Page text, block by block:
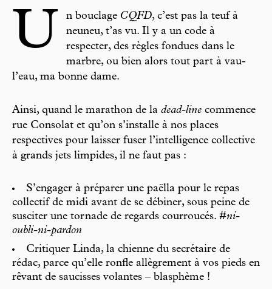
U n bouclage CQFD, c’est pas la teuf à
neuneu, t’as vu. Il y a un code à
respecter, des règles fondues dans le
marbre, ou bien alors tout part à vau-
l’eau, ma bonne dame.
Ainsi, quand le marathon de la dead-line commence
rue Consolat et qu’on s’installe à nos places
respectives pour laisser fuser l’intelligence collective
à grands jets limpides, il ne faut pas :
S’engager à préparer une paëlla pour le repas
collectif de midi avant de se débiner, sous peine de
susciter une tornade de regards courroucés. #ni-
oubli-ni-pardon
Critiquer Linda, la chienne du secrétaire de
rédac, parce qu’elle ronfle allègrement à vos pieds en
rêvant de saucisses volantes – blasphème !